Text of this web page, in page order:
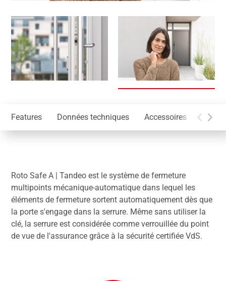
Features Données techniques Accessoires
Roto Safe A | Tandeo est le système de fermeture
multipoints mécanique-automatique dans lequel les
éléments de fermeture sortent automatiquement dès que
la porte s'engage dans la serrure. Même sans utiliser la
clé, la serrure est considérée comme verrouillée du point
de vue de l'assurance grâce à la sécurité certifiée VdS.